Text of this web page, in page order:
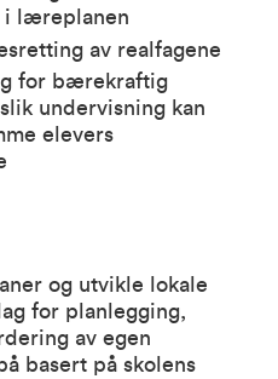
i læreplanen
av realfagene
for bærekraftig
undervisning kan
elevers
og utvikle lokale
for planlegging,
av egen
basert på skolens